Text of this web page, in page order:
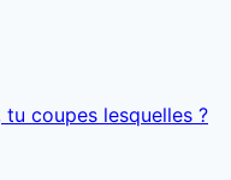
coupes lesquelles ?